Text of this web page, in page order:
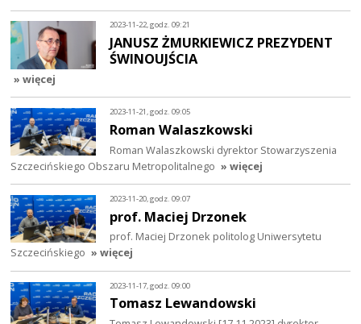
2023-11-22, godz. 09:21
JANUSZ ŻMURKIEWICZ PREZYDENT
ŚWINOUJŚCIA
» więcej
2023-11-21, godz. 09:05
Roman Walaszkowski
Roman Walaszkowski dyrektor Stowarzyszenia
Szczecińskiego Obszaru Metropolitalnego » więcej
2023-11-20, godz. 09:07
prof. Maciej Drzonek
prof. Maciej Drzonek politolog Uniwersytetu
Szczecińskiego » więcej
2023-11-17, godz. 09:00
Tomasz Lewandowski